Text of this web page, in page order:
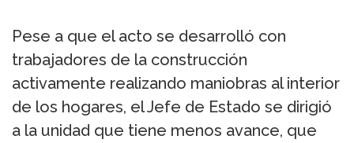
Pese a que el acto se desarrolló con
trabajadores de la construcción
activamente realizando maniobras al interior
de los hogares, el Jefe de Estado se dirigió
a la unidad que tiene menos avance, que